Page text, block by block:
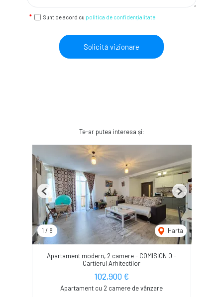
Sunt de acord cu politica de confidențialitate
Solicită vizionare
Te-ar putea interesa și:
1 / 8 Harta
Previous Next
Apartament modern, 2 camere - COMISION 0 -
Cartierul Arhitectilor
102,900 €
Apartament cu 2 camere de vânzare